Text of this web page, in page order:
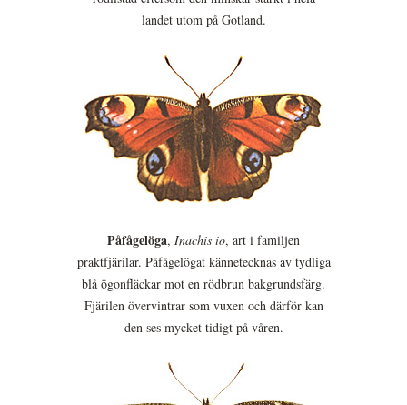
landet utom på Gotland.
Påfågelöga, Inachis io, art i familjen
praktfjärilar. Påfågelögat kännetecknas av tydliga
blå ögonfläckar mot en rödbrun bakgrundsfärg.
Fjärilen övervintrar som vuxen och därför kan
den ses mycket tidigt på våren.